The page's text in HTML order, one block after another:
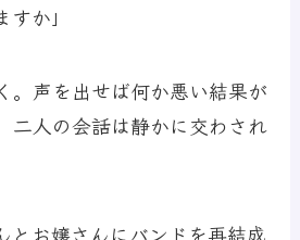
か」
。声を出せば何か悪い結果が
二人の会話は静かに交わされ
とお嬢さんにバンドを再結成